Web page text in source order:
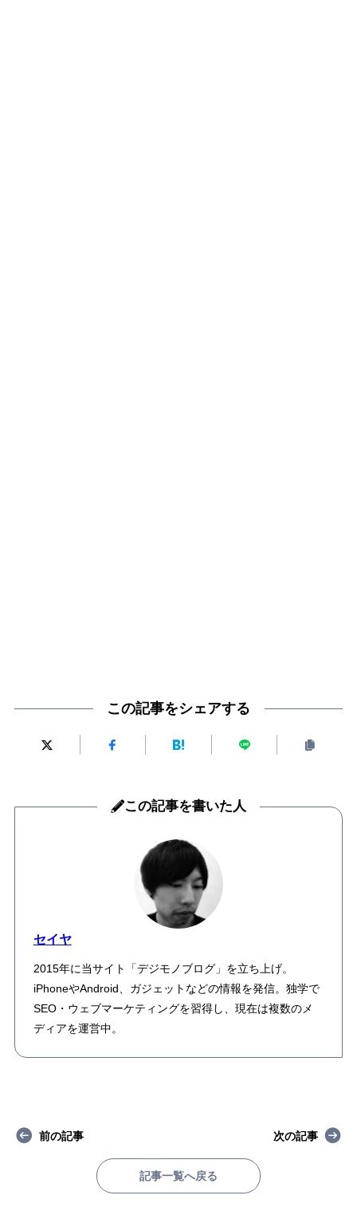
この記事をシェアする
この記事を書いた人
セイヤ
2015年に当サイト「デジモノブログ」を立ち上げ。
iPhoneやAndroid、ガジェットなどの情報を発信。独学で
SEO・ウェブマーケティングを習得し、現在は複数のメ
ディアを運営中。
前の記事
記事一覧へ戻る
次の記事